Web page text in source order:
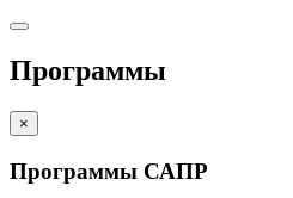
Программы
×
Программы САПР